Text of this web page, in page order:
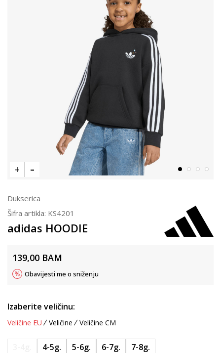
Dukserica
Šifra artikla: KS4201
adidas HOODIE
139,00 BAM
Obavijesti me o sniženju
Izaberite veličinu:
Veličine EU Veličine Veličine CM
4-5g. 5-6g. 6-7g. 7-8g.